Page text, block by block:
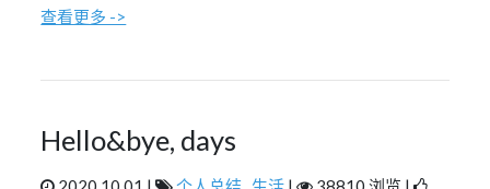
查看更多 ->
Hello&bye, days